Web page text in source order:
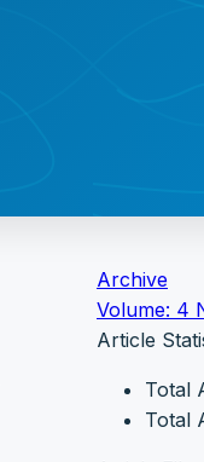
Archive
Volume: 4
Article
Total
Total